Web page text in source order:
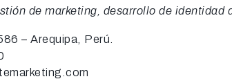
de marketing, desarrollo de identidad
– Arequipa, Perú.